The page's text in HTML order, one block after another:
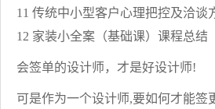
11 传统中小型客户心理把控及洽谈
12 家装小全案（基础课）课程总结
会签单的设计师，才是好设计师!
可是作为一个设计师,要如何才能签